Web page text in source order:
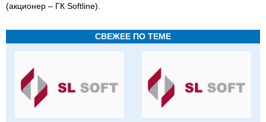
(акционер – ГК Softline).
СВЕЖЕЕ ПО ТЕМЕ